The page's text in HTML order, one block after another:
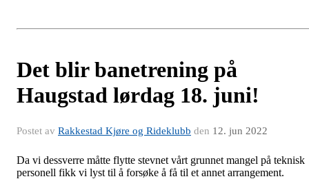
Det blir banetrening på
Haugstad lørdag 18. juni!
Postet av Rakkestad Kjøre og Rideklubb den 12. jun 2022
Da vi dessverre måtte flytte stevnet vårt grunnet mangel på teknisk
personell fikk vi lyst til å forsøke å få til et annet arrangement.